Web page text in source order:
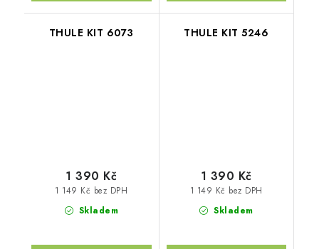
THULE KIT 6073
Skladem
1 149 Kč bez DPH
1 390 Kč
THULE KIT 5246
Skladem
1 149 Kč bez DPH
1 390 Kč